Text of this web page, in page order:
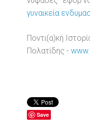
γυναικεία
Ποντι(α)κή
Πολατίδης -
Save